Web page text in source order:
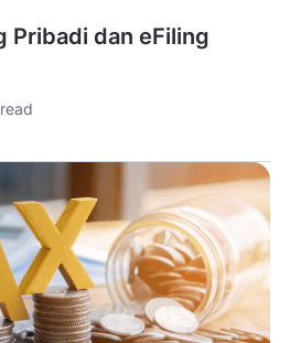
Pribadi dan eFiling